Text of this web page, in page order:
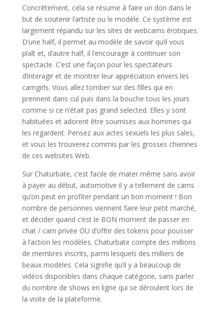
Concrètement, cela se résume à faire un don dans le
but de soutenir l’artiste ou le modèle. Ce système est
largement répandu sur les sites de webcams érotiques.
D’une half, il permet au modèle de savoir qu’il vous
plaît et, d’autre half, il l’encourage à continuer son
spectacle. C’est une façon pour les spectateurs
d’interagir et de montrer leur appréciation envers les
camgirls. Vous allez tomber sur des filles qui en
prennent dans cul puis dans la bouche tous les jours
comme si ce n’était pas grand selected. Elles y sont
habituées et adorent être soumises aux hommes qui
les regardent. Pensez aux actes sexuels les plus sales,
et vous les trouverez commis par les grosses chiennes
de ces websites Web.
Sur Chaturbate, c’est facile de mater même sans avoir
à payer au début, automotive il y a tellement de cams
qu’on peut en profiter pendant un bon moment ! Bon
nombre de personnes viennent faire leur petit marché,
et décider quand c’est le BON moment de passer en
chat / cam privée OU d’offrir des tokens pour pousser
à l’action les modèles. Chaturbate compte des millions
de membres inscrits, parmi lesquels des milliers de
beaux modèles. Cela signifie qu’il y a beaucoup de
vidéos disponibles dans chaque catégorie, sans parler
du nombre de shows en ligne qui se déroulent lors de
la visite de la plateforme.